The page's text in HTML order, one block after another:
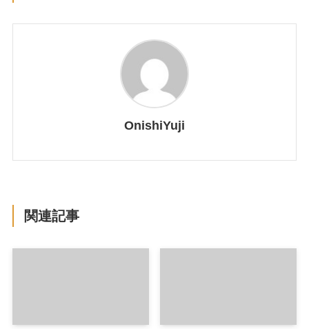
OnishiYuji
関連記事